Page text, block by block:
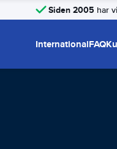
Siden 2005 har
InternationalFAQ